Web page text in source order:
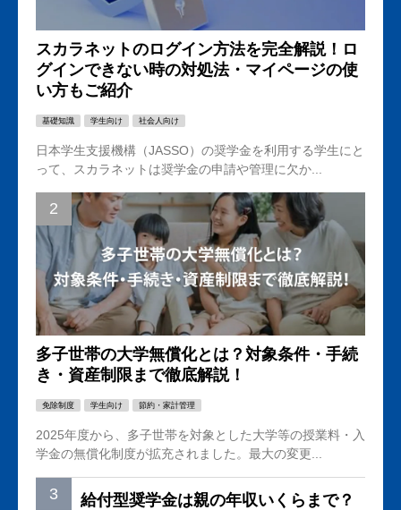
スカラネットのログイン方法を完全解説！ロ
グインできない時の対処法・マイページの使
い方もご紹介
基礎知識 学生向け 社会人向け
日本学生支援機構（JASSO）の奨学金を利用する学生にと
って、スカラネットは奨学金の申請や管理に欠か...
多子世帯の大学無償化とは？対象条件・手続
き・資産制限まで徹底解説！
免除制度 学生向け 節約・家計管理
2025年度から、多子世帯を対象とした大学等の授業料・入
学金の無償化制度が拡充されました。最大の変更...
給付型奨学金は親の年収いくらまで？